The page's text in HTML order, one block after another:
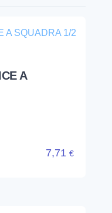
A
7,71 €